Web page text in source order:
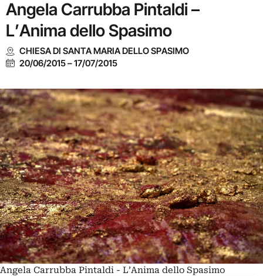
Angela Carrubba Pintaldi –
L’Anima dello Spasimo
CHIESA DI SANTA MARIA DELLO SPASIMO
20/06/2015–17/07/2015
Angela Carrubba Pintaldi - L’Anima dello Spasimo